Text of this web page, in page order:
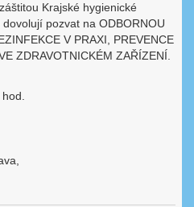
Krajské hygienické
pozvat na ODBORNOU
V PRAXI, PREVENCE
ZDRAVOTNICKÉM ZAŘÍZENÍ.